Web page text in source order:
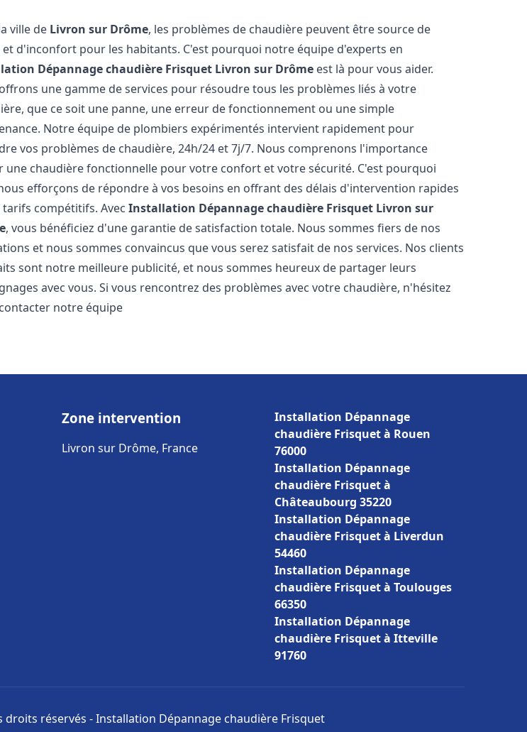
ville de Livron sur Drôme, les problèmes de chaudière peuvent être source de
et d'inconfort pour les habitants. C'est pourquoi notre équipe d'experts en
Dépannage chaudière Frisquet Livron sur Drôme est là pour vous aider.
une gamme de services pour résoudre tous les problèmes liés à votre
que ce soit une panne, une erreur de fonctionnement ou une simple
Notre équipe de plombiers expérimentés intervient rapidement pour
vos problèmes de chaudière, 24h/24 et 7j/7. Nous comprenons l'importance
une chaudière fonctionnelle pour votre confort et votre sécurité. C'est pourquoi
efforçons de répondre à vos besoins en offrant des délais d'intervention rapides
tarifs compétitifs. AvecInstallation Dépannage chaudière Frisquet Livron sur
, vous bénéficiez d'une garantie de satisfaction totale. Nous sommes fiers de nos
et nous sommes convaincus que vous serez satisfait de nos services. Nos clients
sont notre meilleure publicité, et nous sommes heureux de partager leurs
avec vous. Si vous rencontrez des problèmes avec votre chaudière, n'hésitez
notre équipe
Zone intervention
Livron sur Drôme, France
Installation Dépannage
chaudière Frisquet à Rouen
76000
Installation Dépannage
chaudière Frisquet à
Châteaubourg 35220
Installation Dépannage
chaudière Frisquet à Liverdun
54460
Installation Dépannage
chaudière Frisquet à Toulouges
66350
Installation Dépannage
chaudière Frisquet à Itteville
91760
réservés - Installation Dépannage chaudière Frisquet